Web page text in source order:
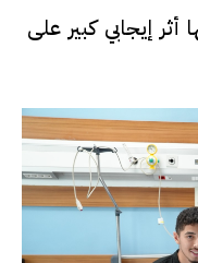
أثر إيجابي كبير على